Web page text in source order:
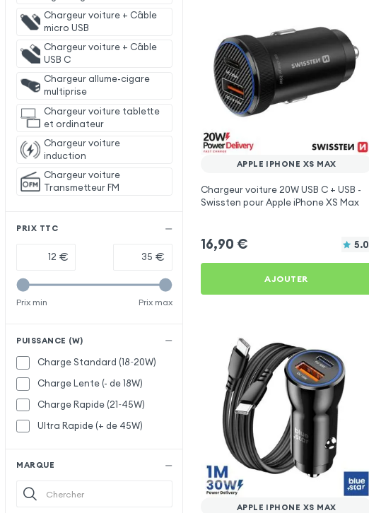
Chargeur voiture + Câble
micro USB
Chargeur voiture + Câble
USB C
Chargeur allume-cigare
multiprise
Chargeur voiture tablette
et ordinateur
Chargeur voiture
induction
Chargeur voiture
Transmetteur FM
PRIX TTC
€ €
Prix min Prix max
PUISSANCE (W)
Charge Standard (18~20W)
Charge Lente (- de 18W)
Charge Rapide (21~45W)
Ultra Rapide (+ de 45W)
MARQUE
APPLE IPHONE XS MAX
Chargeur voiture 20W USB C + USB -
Swissten pour Apple iPhone XS Max
16,90 € 5.0
AJOUTER
APPLE IPHONE XS MAX